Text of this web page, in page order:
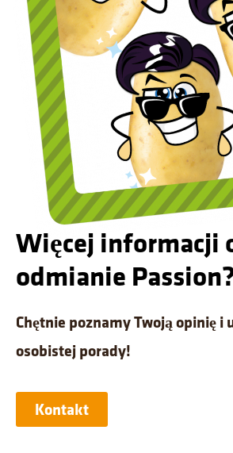
Więcej informacji
odmianie
Chętnie poznamy Twoją opinię i
osobistej porady!
Kontakt